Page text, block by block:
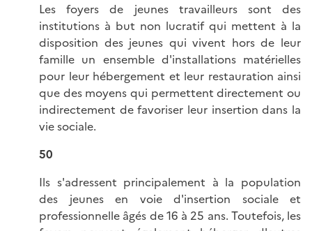
Les foyers de jeunes travailleurs sont des
institutions à but non lucratif qui mettent à la
disposition des jeunes qui vivent hors de leur
famille un ensemble d'installations matérielles
pour leur hébergement et leur restauration ainsi
que des moyens qui permettent directement ou
indirectement de favoriser leur insertion dans la
vie sociale.
50
Ils s'adressent principalement à la population
des jeunes en voie d'insertion sociale et
professionnelle âgés de 16 à 25 ans. Toutefois, les